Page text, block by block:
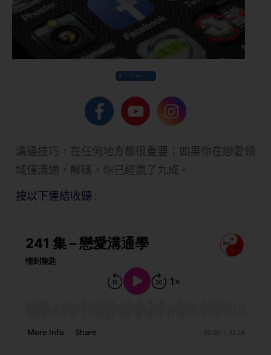
Share
溝通技巧，在任何地方都很重要；如果你在戀愛領
域懂溝通，解碼，你已經贏了九成。
按以下連結收聽 :